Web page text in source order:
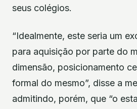
seus colégios.
“Idealmente, este seria um
para aquisição por parte do
dimensão, posicionamento
formal do mesmo”, disse a
admitindo, porém, que “o